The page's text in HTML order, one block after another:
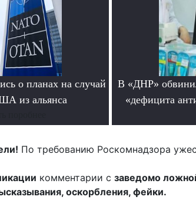
о планах на случай
из альянса
В «ДНР»
«дефицита
По требованию Роскомнадзора
комментарии с заведомо
оскорбления, фейки.